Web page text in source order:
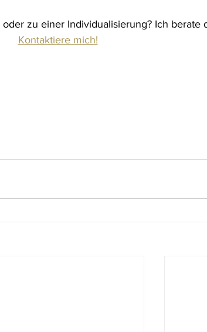
zu einer Individualisierung? Ich berate
Kontaktiere mich!